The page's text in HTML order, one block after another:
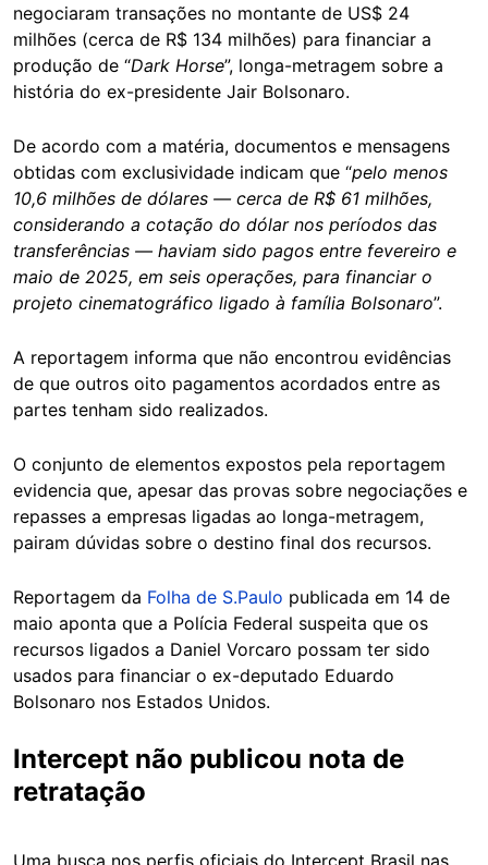
negociaram transações no montante de US$ 24
milhões (cerca de R$ 134 milhões) para financiar a
produção de “Dark Horse”, longa-metragem sobre a
história do ex-presidente Jair Bolsonaro.
De acordo com a matéria, documentos e mensagens
obtidas com exclusividade indicam que “pelo menos
10,6 milhões de dólares — cerca de R$ 61 milhões,
considerando a cotação do dólar nos períodos das
transferências — haviam sido pagos entre fevereiro e
maio de 2025, em seis operações, para financiar o
projeto cinematográfico ligado à família Bolsonaro”.
A reportagem informa que não encontrou evidências
de que outros oito pagamentos acordados entre as
partes tenham sido realizados.
O conjunto de elementos expostos pela reportagem
evidencia que, apesar das provas sobre negociações e
repasses a empresas ligadas ao longa-metragem,
pairam dúvidas sobre o destino final dos recursos.
Reportagem da Folha de S.Paulo publicada em 14 de
maio aponta que a Polícia Federal suspeita que os
recursos ligados a Daniel Vorcaro possam ter sido
usados para financiar o ex-deputado Eduardo
Bolsonaro nos Estados Unidos.
Intercept não publicou nota de
retratação